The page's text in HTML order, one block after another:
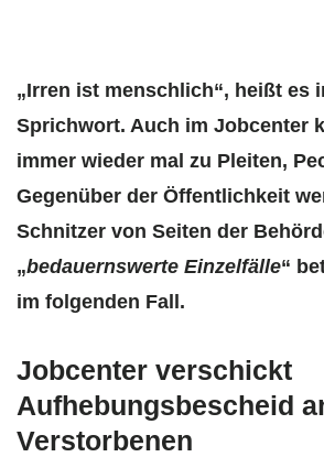
„Irren ist menschlich“, heißt es
Sprichwort. Auch im Jobcenter
immer wieder mal zu Pleiten,
Gegenüber der Öffentlichkeit
Schnitzer von Seiten der
„bedauernswerte Einzelfälle“
im folgenden Fall.
Jobcenter verschickt
Aufhebungsbescheid
Verstorbenen